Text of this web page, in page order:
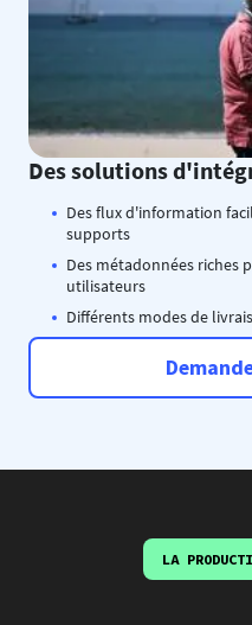
Des solutions
Des flux d'information
supports
Des métadonnées riches
utilisateurs
Différents modes de
LA